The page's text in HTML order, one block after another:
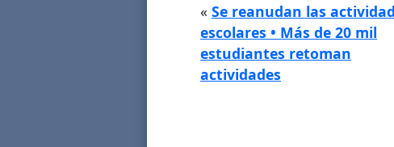
« Se reanudan las
escolares • Más de 20 mil
estudiantes retoman
actividades